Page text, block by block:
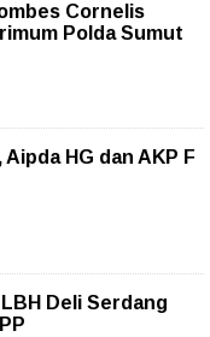
Cornelis
Polda Sumut
HG dan AKP F
Deli Serdang